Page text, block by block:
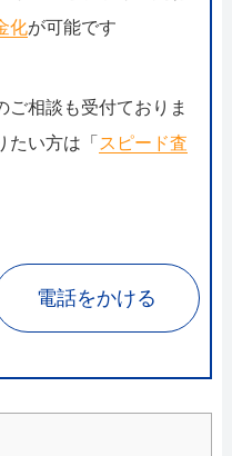
化が可能です
ご相談も受付ておりま
たい方は「 スピード査
電話をかける